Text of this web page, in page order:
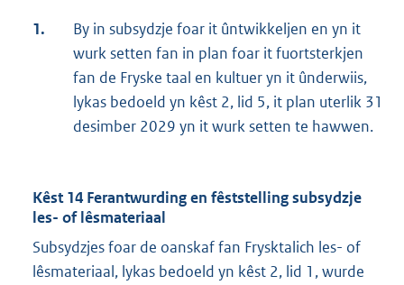
1.
By in subsydzje foar it ûntwikkeljen en yn it
wurk setten fan in plan foar it fuortsterkjen
fan de Fryske taal en kultuer yn it ûnderwiis,
lykas bedoeld yn kêst 2, lid 5, it plan uterlik 31
desimber 2029 yn it wurk setten te hawwen.
Kêst 14 Ferantwurding en fêststelling subsydzje
les- of lêsmateriaal
Subsydzjes foar de oanskaf fan Frysktalich les- of
lêsmateriaal, lykas bedoeld yn kêst 2, lid 1, wurde